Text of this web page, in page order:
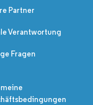
Partner
Verantwortung
Fragen